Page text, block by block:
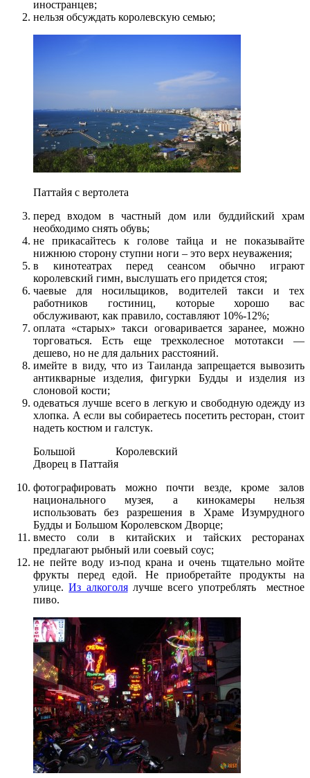
иностранцев;
нельзя обсуждать королевскую семью;
Паттайя с вертолета
перед входом в частный дом или буддийский храм
необходимо снять обувь;
не прикасайтесь к голове тайца и не показывайте
нижнюю сторону ступни ноги – это верх неуважения;
в кинотеатрах перед сеансом обычно играют
королевский гимн, выслушать его придется стоя;
чаевые для носильщиков, водителей такси и тех
работников гостиниц, которые хорошо вас
обслуживают, как правило, составляют 10%-12%;
оплата «старых» такси оговаривается заранее, можно
торговаться. Есть еще трехколесное мототакси —
дешево, но не для дальних расстояний.
имейте в виду, что из Таиланда запрещается вывозить
антикварные изделия, фигурки Будды и изделия из
слоновой кости;
одеваться лучше всего в легкую и свободную одежду из
хлопка. А если вы собираетесь посетить ресторан, стоит
надеть костюм и галстук.
Большой Королевский
Дворец в Паттайя
фотографировать можно почти везде, кроме залов
национального музея, а кинокамеры нельзя
использовать без разрешения в Храме Изумрудного
Будды и Большом Королевском Дворце;
вместо соли в китайских и тайских ресторанах
предлагают рыбный или соевый соус;
не пейте воду из-под крана и очень тщательно мойте
фрукты перед едой. Не приобретайте продукты на
улице.Из алкоголялучше всего употреблять местное
пиво.